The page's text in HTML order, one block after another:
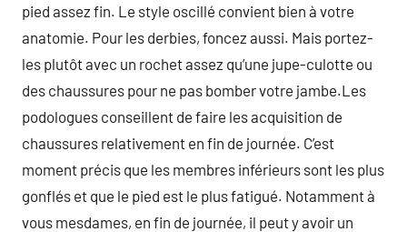
pied assez fin. Le style oscillé convient bien à votre
anatomie. Pour les derbies, foncez aussi. Mais portez-
les plutôt avec un rochet assez qu’une jupe-culotte ou
des chaussures pour ne pas bomber votre jambe.Les
podologues conseillent de faire les acquisition de
chaussures relativement en fin de journée. C’est
moment précis que les membres inférieurs sont les plus
gonflés et que le pied est le plus fatigué. Notamment à
vous mesdames, en fin de journée, il peut y avoir un